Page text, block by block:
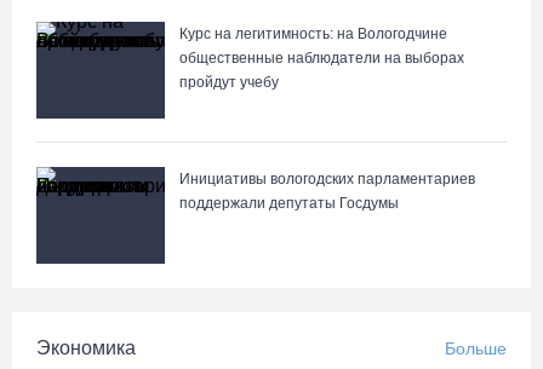
Курс на легитимность: на Вологодчине
общественные наблюдатели на выборах
пройдут учебу
Инициативы вологодских парламентариев
поддержали депутаты Госдумы
Экономика Больше